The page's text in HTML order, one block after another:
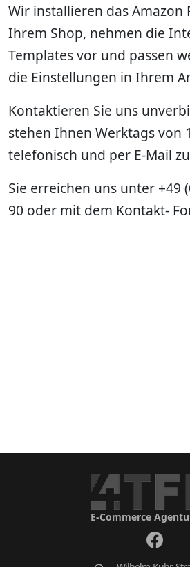
Wir installieren das Amazon
Ihrem Shop, nehmen die
Templates vor und passen
die Einstellungen in Ihrem
Kontaktieren Sie uns
stehen Ihnen Werktags von
telefonisch und per E-Mail
Sie erreichen uns unter +49
90 oder mit dem Kontakt-
E-Commerce